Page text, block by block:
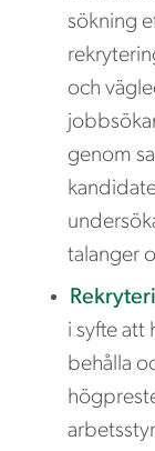
sökning
och
genom
talanger
i syfte att
behålla